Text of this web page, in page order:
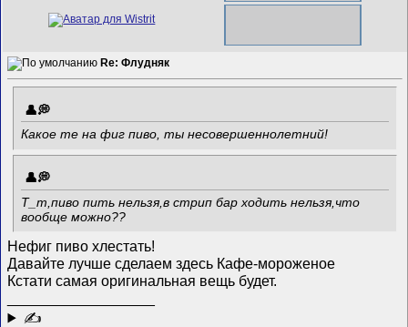
Re: Флудняк
Какое те на фиг пиво, ты несовершеннолетний!
Т_т,пиво пить нельзя,в стрип бар ходить нельзя,что
вообще можно??
Нефиг пиво хлестать!
Давайте лучше сделаем здесь Кафе-мороженое
Кстати самая оригинальная вещь будет.
✍